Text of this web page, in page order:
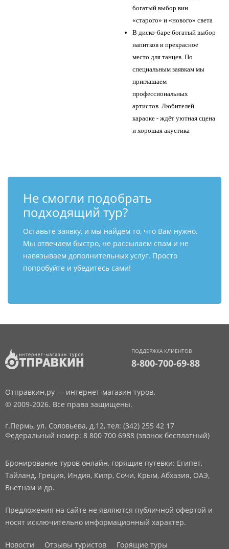
богатый выбор вин
«старого» и «нового» света
В диско-баре богатый выбор
напитков и прекрасное
место для танцев. По
специальным заявкам мы
приглашаем
профессиональных
артистов. Любителей
караоке - ждёт уютная сцена
и хорошая акустика
Не смогли подобрать
подходящий тур?
Оставьте заявку, и мы найдем то, что Вам нужно.
Мы отвечаем быстро, не рассылаем спам и не
навязываем дополнительных услуг. Просто
попробуйте и убедитесь сами!
ПОДДЕРЖКА КЛИЕНТОВ
8-800-700-69-88
Отправкин.ру — интернет-магазин туров.
© 2009-2026. Все права защищены.
г.Пермь, ул. Соловьева, д.12, тел: (342) 255 42 17
Федеральный номер: 8 800 700 6988 (звонок бесплатный)
Бронирование туров онлайн, горящие путевки: Египет,
Тайланд, Греция, Индия, Кипр, Сочи, Крым, Абхазия, ОАЭ,
Вьетнам и др.
Предложения на сайте не являются публичной офертой и
носят исключительно информационный характер.
Новости Отзывы туристов Горящие туры